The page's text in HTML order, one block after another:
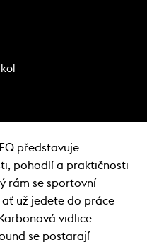
představuje
pohodlí a praktičnosti
rám se sportovní
už jedete do práce
vidlice
se postarají